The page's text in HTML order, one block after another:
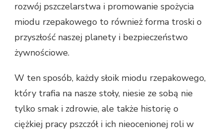
rozwój pszczelarstwa i promowanie spożycia
miodu rzepakowego to również forma troski o
przyszłość naszej planety i bezpieczeństwo
żywnościowe.
W ten sposób, każdy słoik miodu rzepakowego,
który trafia na nasze stoły, niesie ze sobą nie
tylko smak i zdrowie, ale także historię o
ciężkiej pracy pszczół i ich nieocenionej roli w